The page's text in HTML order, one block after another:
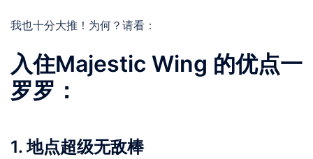
我也十分大推！为何？请看：
入住Majestic Wing 的优点一
罗罗：
1. 地点超级无敌棒